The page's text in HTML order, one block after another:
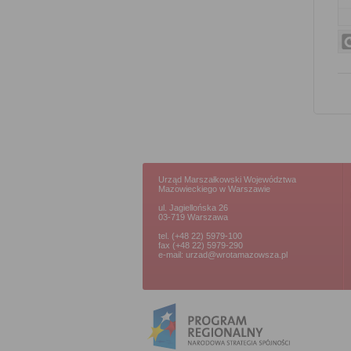
Urząd Marszałkowski Województwa
Mazowieckiego w Warszawie
ul. Jagiellońska 26
03-719 Warszawa
tel. (+48 22) 5979-100
fax (+48 22) 5979-290
e-mail: urzad@wrotamazowsza.pl